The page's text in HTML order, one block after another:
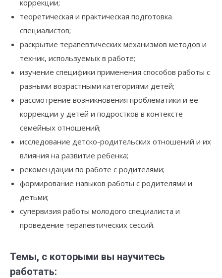
коррекции;
теоретическая и практическая подготовка
специалистов;
раскрытие терапевтических механизмов методов и
техник, используемых в работе;
изучение специфики применения способов работы с
разными возрастными категориями детей;
рассмотрение возникновения проблематики и её
коррекции у детей и подростков в контексте
семейных отношений;
исследование детско-родительских отношений и их
влияния на развитие ребенка;
рекомендации по работе с родителями;
формирование навыков работы с родителями и
детьми;
супервизия работы молодого специалиста и
проведение терапевтических сессий.
Темы, с которыми вы научитесь
работать: